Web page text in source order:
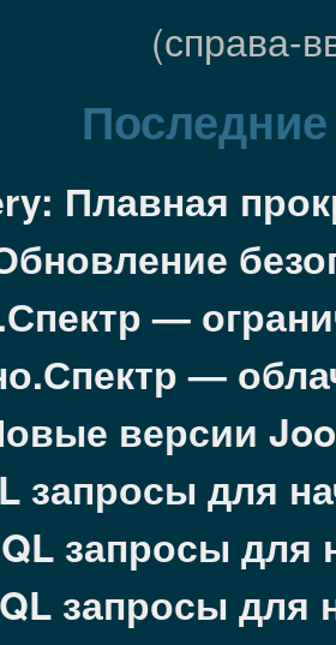
(справа-
Плавная
—
—
версии
запросы для
запросы
запросы